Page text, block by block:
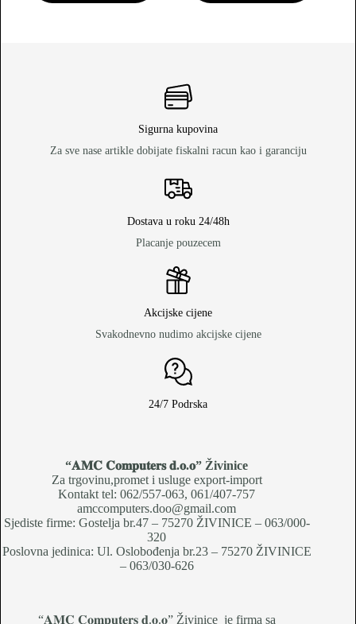
Sigurna kupovina
Za sve nase artikle dobijate fiskalni racun kao i garanciju
Dostava u roku 24/48h
Placanje pouzecem
Akcijske cijene
Svakodnevno nudimo akcijske cijene
24/7 Podrska
“𝐀𝐌𝐂 𝐂𝐨𝐦𝐩𝐮𝐭𝐞𝐫𝐬 𝐝.𝐨.𝐨” Živinice
Za trgovinu,promet i usluge export-import
Kontakt tel: 062/557-063, 061/407-757
amccomputers.doo@gmail.com
Sjediste firme: Gostelja br.47 – 75270 ŽIVINICE – 063/000-
320
Poslovna jedinica: Ul. Oslobođenja br.23 – 75270 ŽIVINICE
– 063/030-626
“𝐀𝐌𝐂 𝐂𝐨𝐦𝐩𝐮𝐭𝐞𝐫𝐬 𝐝.𝐨.𝐨” Živinice je firma sa